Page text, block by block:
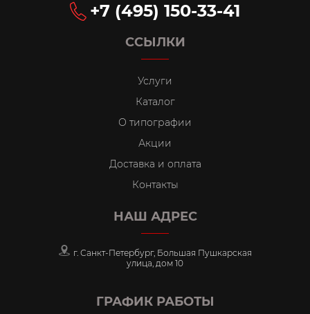
ССЫЛКИ
Услуги
Каталог
О типографии
Акции
Доставка и оплата
Контакты
НАШ АДРЕС
г. Санкт-Петербург, Большая Пушкарская
улица, дом 10
ГРАФИК РАБОТЫ
+7 (495) 150-33-41